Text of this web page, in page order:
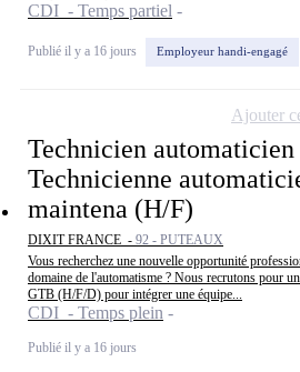
CDI - Temps partiel
Publié il y a 16 jours Employeur handi-engagé
Technicien
Technicienne
maintena (H/F)
DIXIT FRANCE - 92 - PUTEAUX
Vous recherchez une nouvelle opportunité
domaine de l'automatisme ? Nous recrutons pour
GTB (H/F/D) pour intégrer une équipe...
CDI - Temps plein
Publié il y a 16 jours
Ajouter